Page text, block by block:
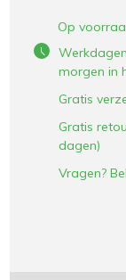
Op
morgen in
Gratis
Gratis
dagen)
Vragen?